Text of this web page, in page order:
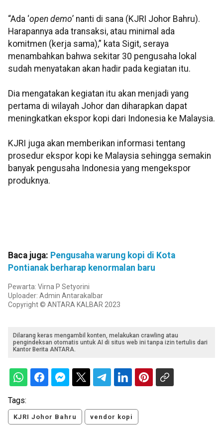
“Ada ‘open demo’ nanti di sana (KJRI Johor Bahru).
Harapannya ada transaksi, atau minimal ada
komitmen (kerja sama),” kata Sigit, seraya
menambahkan bahwa sekitar 30 pengusaha lokal
sudah menyatakan akan hadir pada kegiatan itu.
Dia mengatakan kegiatan itu akan menjadi yang
pertama di wilayah Johor dan diharapkan dapat
meningkatkan ekspor kopi dari Indonesia ke Malaysia.
KJRI juga akan memberikan informasi tentang
prosedur ekspor kopi ke Malaysia sehingga semakin
banyak pengusaha Indonesia yang mengekspor
produknya.
Baca juga: Pengusaha warung kopi di Kota
Pontianak berharap kenormalan baru
Pewarta: Virna P Setyorini
Uploader: Admin Antarakalbar
Copyright © ANTARA KALBAR 2023
Dilarang keras mengambil konten, melakukan crawling atau
pengindeksan otomatis untuk AI di situs web ini tanpa izin tertulis dari
Kantor Berita ANTARA.
Tags:
KJRI Johor Bahru vendor kopi